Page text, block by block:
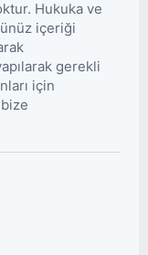
Hukuka ve
içeriği
gerekli
için